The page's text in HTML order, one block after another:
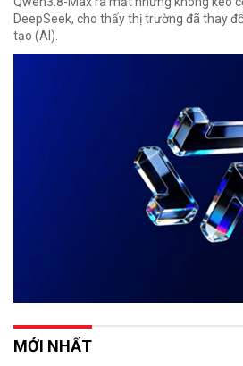
DeepSeek, cho thấy thị trường đã thay
tạo (AI).
MỚI NHẤT